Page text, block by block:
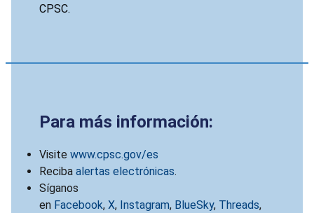
CPSC.
Para más información:
Visite www.cpsc.gov/es
Reciba alertas electrónicas.
Síganos
en Facebook, X, Instagram, BlueSky, Threads,